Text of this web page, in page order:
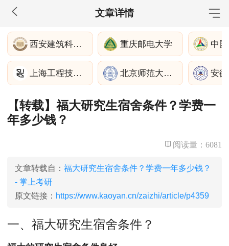
文章详情
MBA工商管理
院校库 考试报名 招生政策 学制学费
报名流程
考试真题
报考经验 招生简章
MEM工程管理
院校库 考试报名
MPA公共管理
院校库 考试报名
MPAcc会计专硕
西安建筑科技大学 重庆邮电大学 中
上海工程技术大学管理学院 北京师范大学湾区国际商学院 安
【转载】福大研究生宿舍条件？学费一
年多少钱？
阅读量： 6081
文章转载自： 福大研究生宿舍条件？学费一年多少钱？
- 掌上考研
原文链接： https://www.kaoyan.cn/zaizhi/article/p4359
一、福大研究生宿舍条件？